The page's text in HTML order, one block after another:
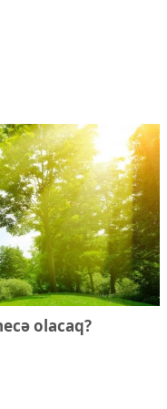
olacaq?